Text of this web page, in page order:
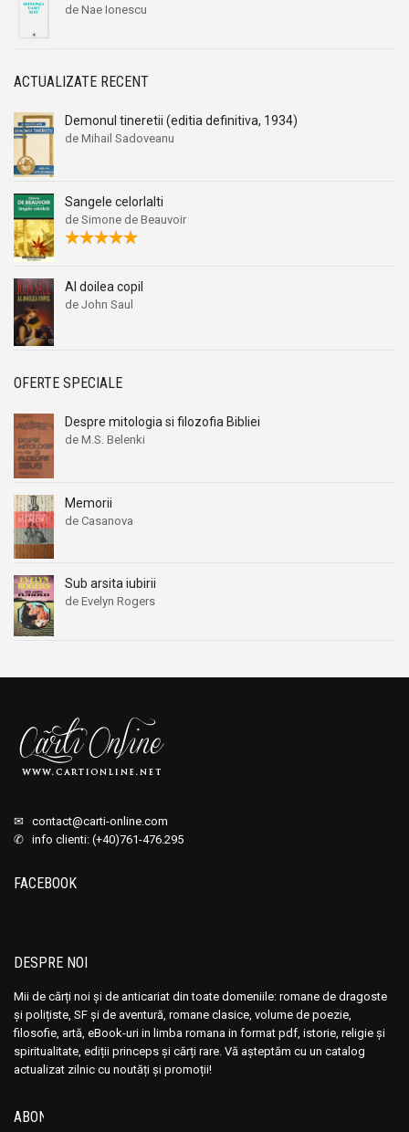
de Nae Ionescu
ACTUALIZATE RECENT
Demonul tineretii (editia definitiva, 1934)
de Mihail Sadoveanu
Sangele celorlalti
de Simone de Beauvoir
Al doilea copil
de John Saul
OFERTE SPECIALE
Despre mitologia si filozofia Bibliei
de M.S. Belenki
Memorii
de Casanova
Sub arsita iubirii
de Evelyn Rogers
✉ contact@carti-online.com
✆ info clienti: (+40)761-476.295
FACEBOOK
DESPRE NOI
Mii de cărți noi și de anticariat din toate domeniile: romane de dragoste
și polițiste, SF și de aventură, romane clasice, volume de poezie,
filosofie, artă, eBook-uri in limba romana in format pdf, istorie, religie și
spiritualitate, ediții princeps și cărți rare. Vă așteptăm cu un catalog
actualizat zilnic cu noutăți și promoții!
ABONEAZĂ-TE LA NEWSLETTER